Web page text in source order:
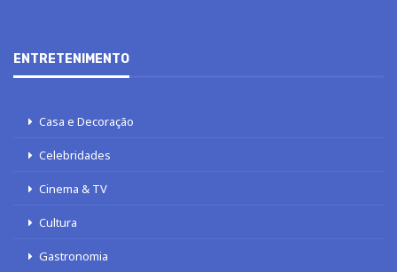
ENTRETENIMENTO
Casa e Decoração
Celebridades
Cinema & TV
Cultura
Gastronomia